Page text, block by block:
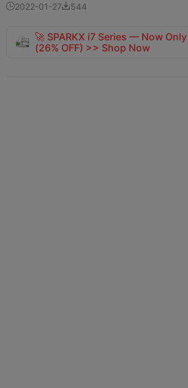
2022-01-27544
🚀 SPARKX i7 Series — Now
(26% OFF) >> Shop Now